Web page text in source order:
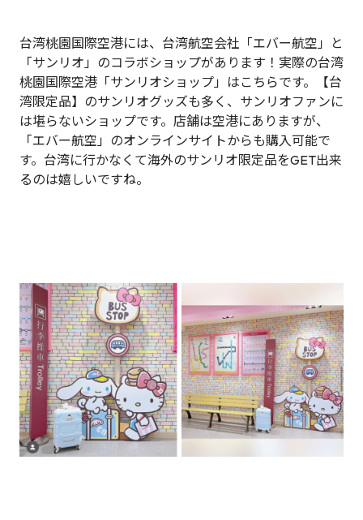
台湾桃園国際空港には、台湾航空会社「エバー航空」と
「サンリオ」のコラボショップがあります！実際の台湾
桃園国際空港「サンリオショップ」はこちらです。【台
湾限定品】のサンリオグッズも多く、サンリオファンに
は堪らないショップです。店舗は空港にありますが、
「エバー航空」のオンラインサイトからも購入可能で
す。台湾に行かなくて海外のサンリオ限定品をGET出来
るのは嬉しいですね。